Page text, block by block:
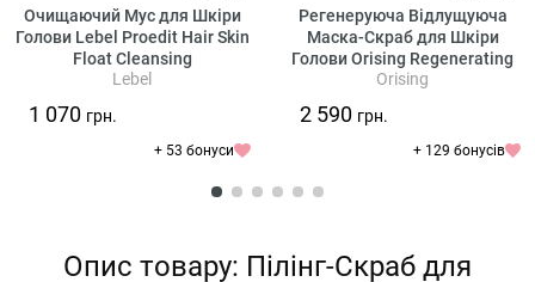
Очищаючий Мус для Шкіри
Голови Lebel Proedit Hair Skin
Float Cleansing
Lebel
1 070 грн.
+ 53 бонуси
Регенеруюча Відлущуюча
Маска-Скраб для Шкіри
Голови Orising Regenerating
Exfoliating Mask
Orising
2 590 грн.
+ 129 бонусів
Опис товару: Пілінг-Скраб для